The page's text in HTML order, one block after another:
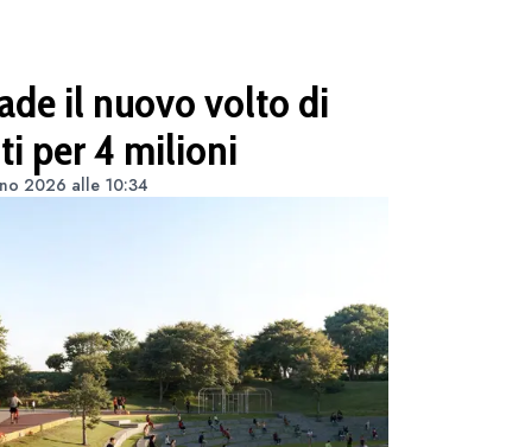
il nuovo volto di
per 4 milioni
2026 alle 10:34